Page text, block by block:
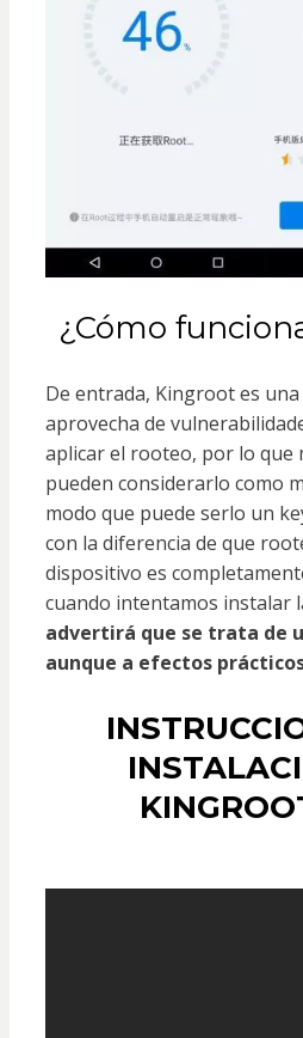
¿Cómo
De entrada, Kingroot es
aprovecha de
aplicar el rooteo, por lo que
pueden considerarlo como
modo que puede serlo un
con la diferencia de que
dispositivo es
cuando intentamos instalar
advertirá que se trata de
aunque a efectos